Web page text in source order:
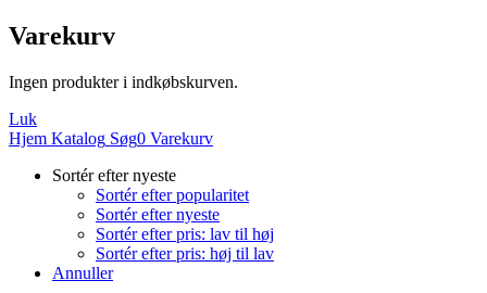
Varekurv
Ingen produkter i indkøbskurven.
Luk
Hjem Katalog Søg0 Varekurv
Sortér efter nyeste
Sortér efter popularitet
Sortér efter nyeste
Sortér efter pris: lav til høj
Sortér efter pris: høj til lav
Annuller